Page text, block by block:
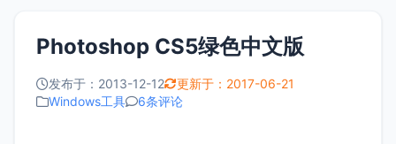
Photoshop CS5绿色中文版
发布于：2013-12-12
更新于：2017-06-21
Windows工具
6条评论